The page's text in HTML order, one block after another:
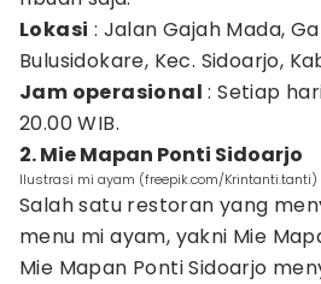
Lokasi : Jalan Gajah Mada,
Bulusidokare, Kec. Sidoarjo,
Jam operasional : Setiap
20.00 WIB.
2. Mie Mapan Ponti Sidoarjo
Ilustrasi mi ayam (freepik.com/Krintanti.tanti)
Salah satu restoran yang
menu mi ayam, yakni Mie
Mie Mapan Ponti Sidoarjo